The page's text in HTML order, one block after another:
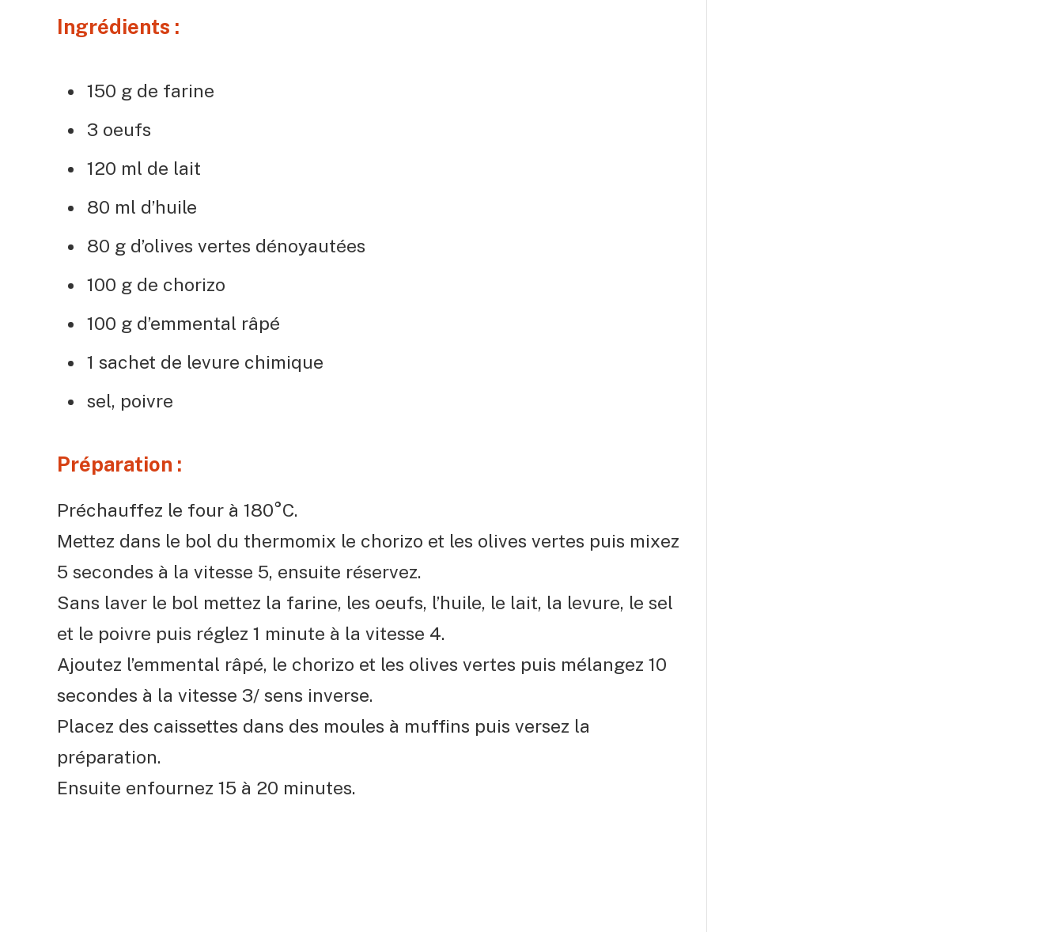
Ingrédients :
150 g de farine
3 oeufs
120 ml de lait
80 ml d’huile
80 g d’olives vertes dénoyautées
100 g de chorizo
100 g d’emmental râpé
1 sachet de levure chimique
sel, poivre
Préparation :
Préchauffez le four à 180°C.
Mettez dans le bol du thermomix le chorizo et les olives vertes puis mixez
5 secondes à la vitesse 5, ensuite réservez.
Sans laver le bol mettez la farine, les oeufs, l’huile, le lait, la levure, le sel
et le poivre puis réglez 1 minute à la vitesse 4.
Ajoutez l’emmental râpé, le chorizo et les olives vertes puis mélangez 10
secondes à la vitesse 3/ sens inverse.
Placez des caissettes dans des moules à muffins puis versez la
préparation.
Ensuite enfournez 15 à 20 minutes.